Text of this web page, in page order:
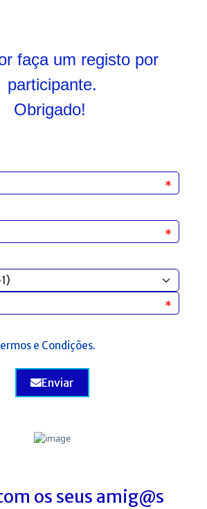
faça um registo por
participante.
Obrigado!
e Condições.
Enviar
os seus amig@s